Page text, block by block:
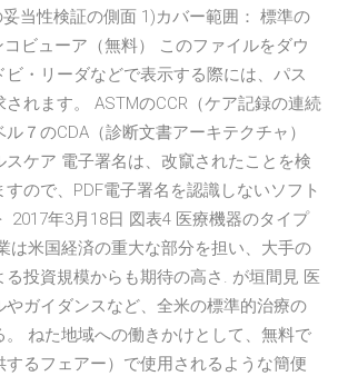
当性検証の側面 1)カバー範囲： 標準の
ビューア（無料） このファイルをダウ
ビ・リーダなどで表示する際には、パス
れます。 ASTMのCCR（ケア記録の連続
７のCDA（診断文書アーキテクチャ）
ケア 電子署名は、改竄されたことを検
ので、PDF電子署名を認識しないソフト
2017年3月18日 図表4 医療機器のタイプ
は米国経済の重大な部分を担い、大手の
る投資規模からも期待の高さ. が垣間見 医
やガイダンスなど、全米の標準的治療の
ねた地域への働きかけとして、無料で
るフェアー）で使用されるような簡便